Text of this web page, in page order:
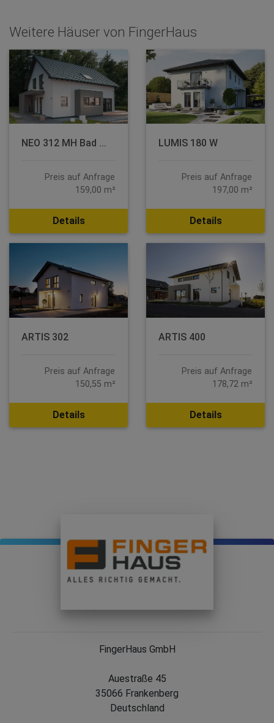
Weitere Häuser von FingerHaus
NEO 312 MH Bad ...
Preis auf Anfrage
159,00 m²
Details
LUMIS 180 W
Preis auf Anfrage
197,00 m²
Details
ARTIS 302
Preis auf Anfrage
150,55 m²
Details
ARTIS 400
Preis auf Anfrage
178,72 m²
Details
FingerHaus GmbH
Auestraße 45
35066 Frankenberg
Deutschland